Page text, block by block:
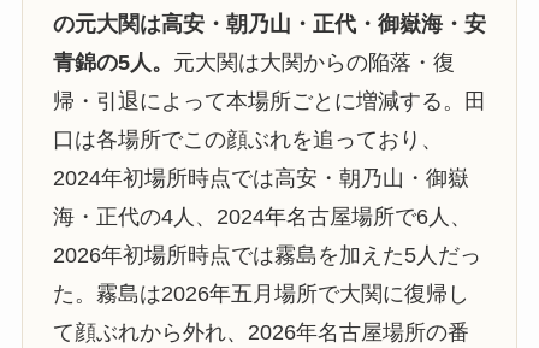
の元大関は高安・朝乃山・正代・御嶽海・安
青錦の5人。 元大関は大関からの陥落・復
帰・引退によって本場所ごとに増減する。田
口は各場所でこの顔ぶれを追っており、
2024年初場所時点では高安・朝乃山・御嶽
海・正代の4人、2024年名古屋場所で6人、
2026年初場所時点では霧島を加えた5人だっ
た。霧島は2026年五月場所で大関に復帰し
て顔ぶれから外れ、2026年名古屋場所の番